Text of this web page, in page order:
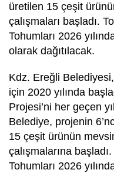
üretilen 15 çeşit
çalışmaları başladı.
Tohumları 2026
olarak dağıtılacak.
Kdz. Ereğli Belediyesi,
için 2020 yılında
Projesi’ni her geçen
Belediye, projenin
15 çeşit ürünün
çalışmalarına
Tohumları 2026